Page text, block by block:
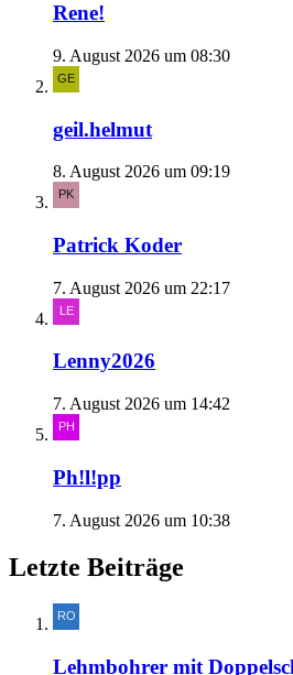
Rene!
9. August 2026 um 08:30
geil.helmut
8. August 2026 um 09:19
Patrick Koder
7. August 2026 um 22:17
Lenny2026
7. August 2026 um 14:42
Ph!l!pp
7. August 2026 um 10:38
Letzte Beiträge
Lehmbohrer mit